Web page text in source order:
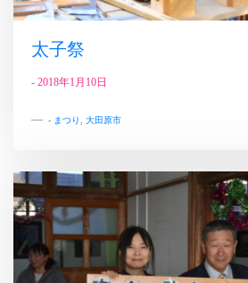
太子祭
- 2018年1月10日
- まつり 大田原市